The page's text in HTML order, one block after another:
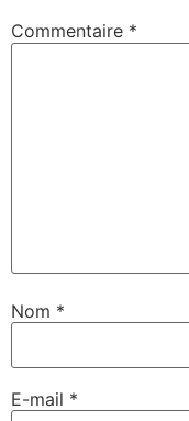
Commentaire *
Nom *
E-mail *